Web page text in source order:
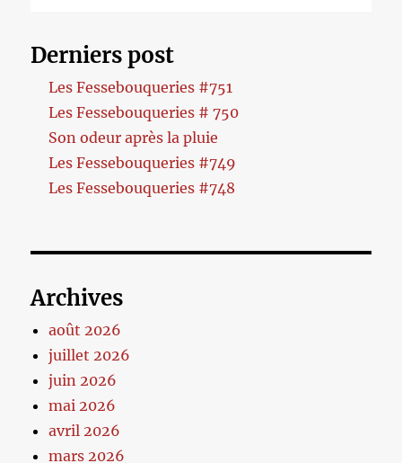
Derniers post
Les Fessebouqueries #751
Les Fessebouqueries # 750
Son odeur après la pluie
Les Fessebouqueries #749
Les Fessebouqueries #748
Archives
août 2026
juillet 2026
juin 2026
mai 2026
avril 2026
mars 2026